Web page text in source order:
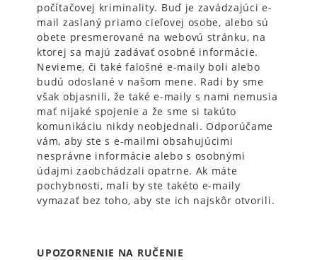
počítačovej kriminality. Buď je zavádzajúci e-
mail zaslaný priamo cieľovej osobe, alebo sú
obete presmerované na webovú stránku, na
ktorej sa majú zadávať osobné informácie.
Nevieme, či také falošné e-maily boli alebo
budú odoslané v našom mene. Radi by sme
však objasnili, že také e-maily s nami nemusia
mať nijaké spojenie a že sme si takúto
komunikáciu nikdy neobjednali. Odporúčame
vám, aby ste s e-mailmi obsahujúcimi
nesprávne informácie alebo s osobnými
údajmi zaobchádzali opatrne. Ak máte
pochybnosti, mali by ste takéto e-maily
vymazať bez toho, aby ste ich najskôr otvorili.
UPOZORNENIE NA RUČENIE